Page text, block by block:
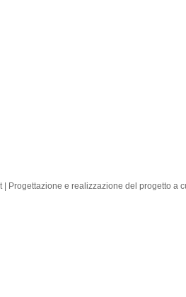
Progettazione e realizzazione del progetto a